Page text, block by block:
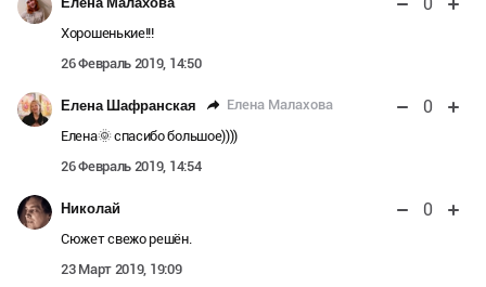
Хорошенькие!!!
26 Февраль 2019, 14:50
Елена Шафранская Елена Малахова 0
Елена🌞 спасибо большое))))
26 Февраль 2019, 14:54
Николай 0
Сюжет свежо решён.
23 Март 2019, 19:09